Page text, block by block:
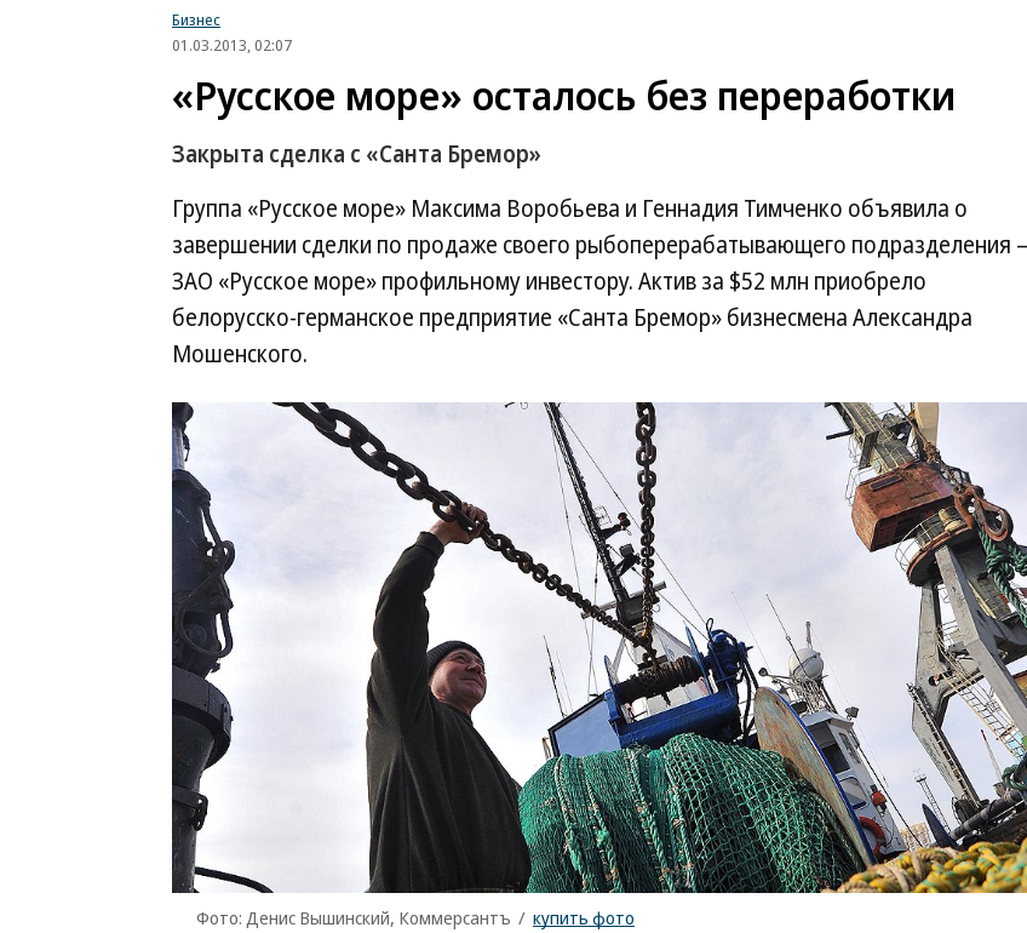
Бизнес
01.03.2013, 02:07
«Русское море» осталось без переработки
Закрыта сделка с «Санта Бремор»
Группа «Русское море» Максима Воробьева и Геннадия Тимченко объявила о
завершении сделки по продаже своего рыбоперерабатывающего подразделения
ЗАО «Русское море» профильному инвестору. Актив за $52 млн приобрело
белорусско-германское предприятие «Санта Бремор» бизнесмена Александра
Мошенского.
Фото: Денис Вышинский, Коммерсантъ / купить фото